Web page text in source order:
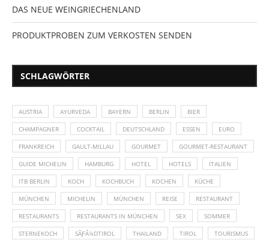
DAS NEUE WEINGRIECHENLAND
PRODUKTPROBEN ZUM VERKOSTEN SENDEN
SCHLAGWÖRTER
AUSTRIA AYURVEDA BAYERN BERLIN BIER
CHAMPAGNER COCKTAIL DEUTSCHLAND ESSEN EURO
FRANKREICH GAULT-MILLAU GOURMET GOURMET-RESTAURANT
GUIDE MICHELIN HAMBURG HOTEL HOTELS ITALIEN
ITB BERLIN KOCH KOCHBUCH KOCHEN KÜCHE
MÜNCHEN MICHELIN MÜNCHEN REISE RESTAURANT
RESTAURANTS RESTAURANTS IN MÜNCHEN SEX SOMMER
STERNEKOCH SÃƑÂ¼DTIROL THAILAND TIROL TOURISMUS